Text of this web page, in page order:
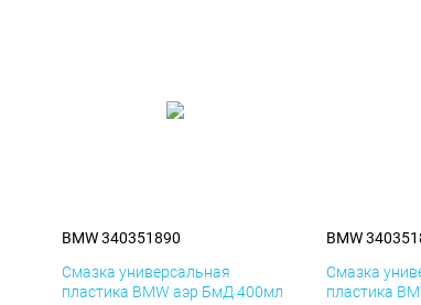
BMW 340351890
Смазка универсальная
пластика BMW аэр БмД 400мл
BMW
Смазка
пластика